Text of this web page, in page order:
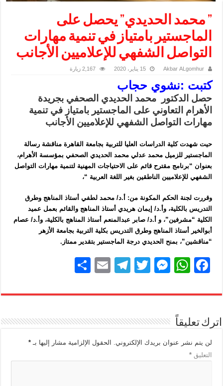
” محمد الحديدي” يحصل على
الماجستير بامتياز في تنمية مهارات
التواصل الشفهي للإعلاميين الأجانب
Akbar ALgomhur 15 يناير، 2020 2,167 زيارة
كتبت :نشوي حجاب
حصل الدكتور محمد الحديدي الصحفي بجريدة
الأهرام التعاوني على الماجستير بامتياز في تنمية
مهارات التواصل الشفهي للإعلاميين الأجانب
حيت شهدتكلية الدراسات العليا للتربية بجامعة القاهرةمناقشةرسالة
الماجستيرللزميل محمد عدلي محمد الحديدي الصحفي بمؤسسة الأهرام،
بعنوان “برنامج مقترح قائم على الاحتياجات المهنية لتنمية مهارات التواصل
الشفهي للإعلاميين الناطقين بغير اللغة العربية “،
وقررت لجنة الحكم المكونة من: أ.د/ محمد لطفي أستاذ المناهج وطرق
التدريس بالكلية، وأ.د/ إيمان هريدي أستاذ المناهج والقائم بعمل عميد
الكلية “مشرفين”، و أ.د/ صابر عبدالمنعم أستاذ المناهج بالكلية، وأ.د/ عصام
أبوالخير أستاذ المناهج وطرق التدريس بكلية التربية بجامعة الأزهر
“مناقشين”، بمنح الحديدي درجة الماجستير بتقدير ممتاز.
F
c
e
b
o
o
W
at
A
p
p
M
ss
n
g
er
T
tt
T
e
a
m
E
ail
ar
اترك تعليقاً
لن يتم نشر عنوان بريدك الإلكتروني. الحقول الإلزامية مشار إليها بـ*
التعليق*